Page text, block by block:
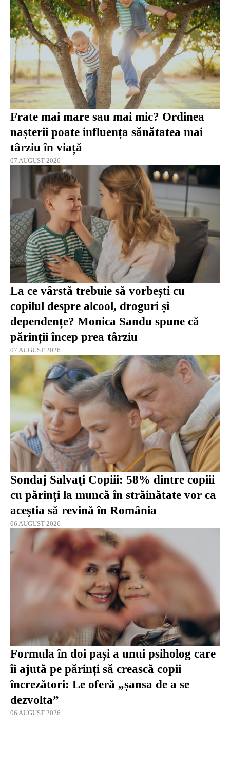
Frate mai mare sau mai mic? Ordinea
nașterii poate influența sănătatea mai
târziu în viață
07 AUGUST 2026
La ce vârstă trebuie să vorbești cu
copilul despre alcool, droguri și
dependențe? Monica Sandu spune că
părinții încep prea târziu
07 AUGUST 2026
Sondaj Salvaţi Copiii: 58% dintre copiii
cu părinţi la muncă în străinătate vor ca
aceştia să revină în România
06 AUGUST 2026
Formula în doi pași a unui psiholog care
îi ajută pe părinți să crească copii
încrezători: Le oferă „șansa de a se
dezvolta”
06 AUGUST 2026